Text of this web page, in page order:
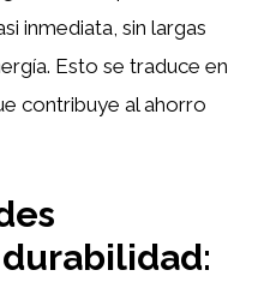
inmediata, sin largas
Esto se traduce en
contribuye al ahorro